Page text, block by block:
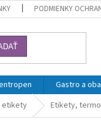
PODMIENKY
Gastro a
etikety Etikety,